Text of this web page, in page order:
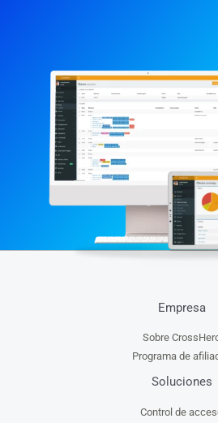
Empresa
Sobre
Programa de
Soluciones
Control de